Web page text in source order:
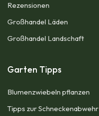
Rezensionen​
Großhandel Läden
Großhandel Landschaft
Garten Tipps
Blumenzwiebeln pflanzen
Tipps zur Schneckenabwehr